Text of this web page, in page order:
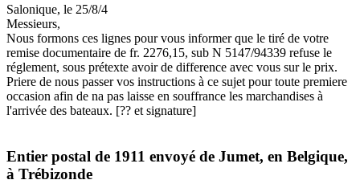
Salonique, le 25/8/4
Messieurs,
Nous formons ces lignes pour vous informer que le tiré de votre
remise documentaire de fr. 2276,15, sub N 5147/94339 refuse le
réglement, sous prétexte avoir de difference avec vous sur le prix.
Priere de nous passer vos instructions à ce sujet pour toute premiere
occasion afin de na pas laisse en souffrance les marchandises à
l'arrivée des bateaux. [?? et signature]
Entier postal de 1911 envoyé de Jumet, en Belgique,
à Trébizonde